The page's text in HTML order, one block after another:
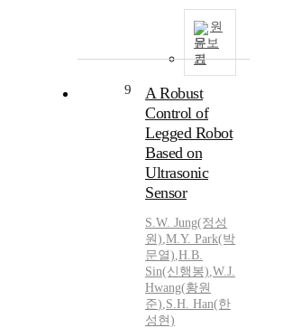
원
문보
기
9
A Robust
Control of
Legged Robot
Based on
Ultrasonic
Sensor
S.W. Jung(정성
원),M.Y. Park(박
문열),H.B.
Sin(신행봉),W.J.
Hwang(황원
준),S.H. Han(한
성현)